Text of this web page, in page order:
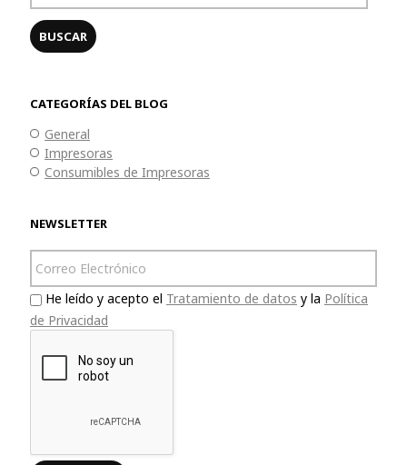
CATEGORÍAS DEL BLOG
General
Impresoras
Consumibles de Impresoras
NEWSLETTER
He leído y acepto el Tratamiento de datos y la Política
de Privacidad